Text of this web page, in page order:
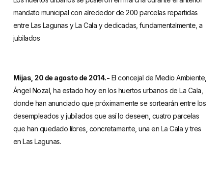
mandato municipal con alrededor de 200 parcelas repartidas
entre Las Lagunas y La Cala y dedicadas, fundamentalmente, a
jubilados
Mijas, 20 de agosto de 2014.- El concejal de Medio Ambiente,
Ángel Nozal, ha estado hoy en los huertos urbanos de La Cala,
donde han anunciado que próximamente se sortearán entre los
desempleados y jubilados que así lo deseen, cuatro parcelas
que han quedado libres, concretamente, una en La Cala y tres
en Las Lagunas.